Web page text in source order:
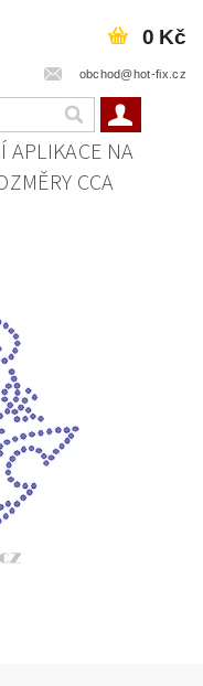
obchod@hot-fix.cz
0 Kč
APLIKACE NA
CCA